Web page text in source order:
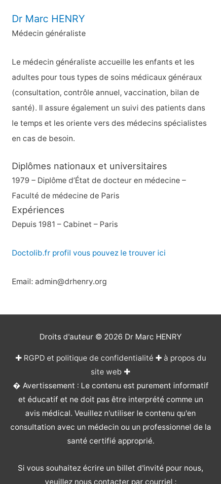
Dr Marc HENRY
Médecin généraliste
Le médecin généraliste accueille les enfants et les
adultes pour tous types de soins médicaux généraux
(consultation, contrôle annuel, vaccination, bilan de
santé). Il assure également un suivi des patients dans
le temps et les oriente vers des médecins spécialistes
en cas de besoin.
Diplômes nationaux et universitaires
1979 – Diplôme d’État de docteur en médecine –
Faculté de médecine de Paris
Expériences
Depuis 1981 – Cabinet – Paris
Doctolib.fr profil vous pouvez le trouver ici
Email: admin@drhenry.org
Droits d'auteur © 2026 Dr Marc HENRY
✚ RGPD et politique de confidentialité✚ à propos du
site web ✚
� Avertissement : Le contenu est purement informatif
et éducatif et ne doit pas être interprété comme un
avis médical. Veuillez n'utiliser le contenu qu'en
consultation avec un médecin ou un professionnel de la
santé certifié approprié.
Si vous souhaitez écrire un billet d'invité pour nous,
veuillez nous contacter par courriel :